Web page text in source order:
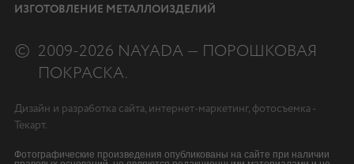
ИЗГОТОВЛЕНИЕ МЕТАЛЛОИЗДЕЛИЙ
© 2009-2026 NAYADA — ПОРОШКОВАЯ
ПОКРАСКА.
Дизайн и разработка сайта, интернет-маркетинг, фотосъемка -
Текарт.
Фотографические произведения опубликованы на сайте при наличии